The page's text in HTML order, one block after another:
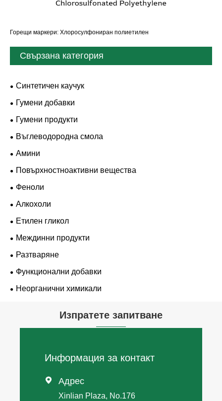
Горещи маркери: Хлоросулфониран полиетилен
Свързана категория
Синтетичен каучук
Гумени добавки
Гумени продукти
Въглеводородна смола
Амини
Повърхностноактивни вещества
Феноли
Алкохоли
Етилен гликол
Междинни продукти
Разтваряне
Функционални добавки
Неорганични химикали
Изпратете запитване
Информация за контакт
 Адрес
Xinlian Plaza, No.176